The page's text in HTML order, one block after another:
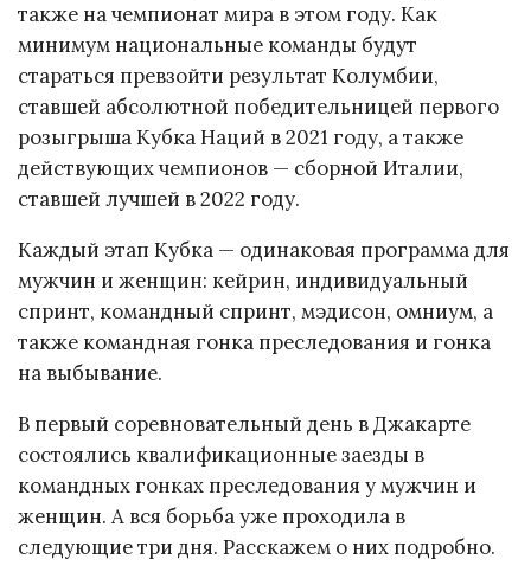
также на чемпионат мира в этом году. Как
минимум национальные команды будут
стараться превзойти результат Колумбии,
ставшей абсолютной победительницей первого
розыгрыша Кубка Наций в 2021 году, а также
действующих чемпионов — сборной Италии,
ставшей лучшей в 2022 году.
Каждый этап Кубка — одинаковая программа для
мужчин и женщин: кейрин, индивидуальный
спринт, командный спринт, мэдисон, омниум, а
также командная гонка преследования и гонка
на выбывание.
В первый соревновательный день в Джакарте
состоялись квалификационные заезды в
командных гонках преследования у мужчин и
женщин. А вся борьба уже проходила в
следующие три дня. Расскажем о них подробно.